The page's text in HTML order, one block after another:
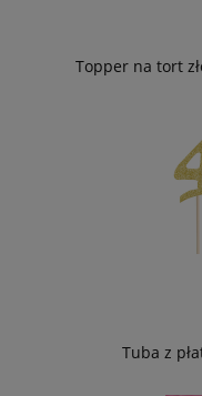
Topper na tort
Tuba z